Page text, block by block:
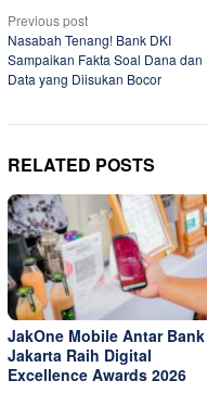
Post
navigation
Previous post
Nasabah Tenang! Bank DKI
Sampaikan Fakta Soal Dana dan
Data yang Diisukan Bocor
RELATED POSTS
JakOne Mobile Antar Bank
Jakarta Raih Digital
Excellence Awards 2026